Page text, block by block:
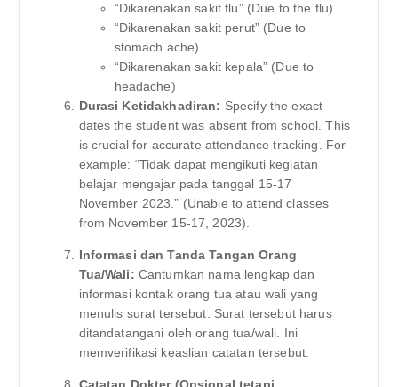
“Dikarenakan sakit flu” (Due to the flu)
“Dikarenakan sakit perut” (Due to
stomach ache)
“Dikarenakan sakit kepala” (Due to
headache)
Durasi Ketidakhadiran: Specify the exact
dates the student was absent from school. This
is crucial for accurate attendance tracking. For
example: “Tidak dapat mengikuti kegiatan
belajar mengajar pada tanggal 15-17
November 2023.” (Unable to attend classes
from November 15-17, 2023).
Informasi dan Tanda Tangan Orang
Tua/Wali: Cantumkan nama lengkap dan
informasi kontak orang tua atau wali yang
menulis surat tersebut. Surat tersebut harus
ditandatangani oleh orang tua/wali. Ini
memverifikasi keaslian catatan tersebut.